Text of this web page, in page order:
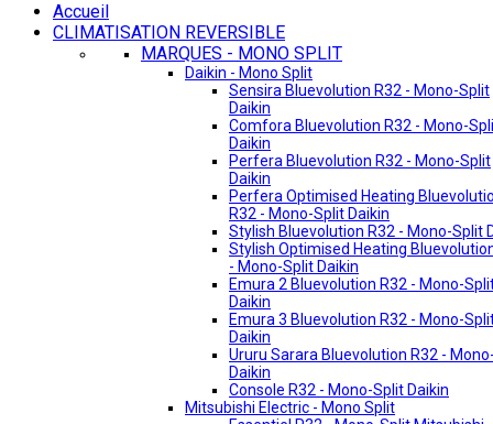
Accueil
CLIMATISATION REVERSIBLE
MARQUES - MONO SPLIT
Daikin - Mono Split
Sensira Bluevolution R32 - Mono-Split
Daikin
Comfora Bluevolution R32 - Mono-
Daikin
Perfera Bluevolution R32 - Mono-Split
Daikin
Perfera Optimised Heating
R32 - Mono-Split Daikin
Stylish Bluevolution R32 - Mono-Split
Stylish Optimised Heating
- Mono-Split Daikin
Emura 2 Bluevolution R32 - Mono-
Daikin
Emura 3 Bluevolution R32 - Mono-
Daikin
Ururu Sarara Bluevolution R32 -
Daikin
Console R32 - Mono-Split Daikin
Mitsubishi Electric - Mono Split